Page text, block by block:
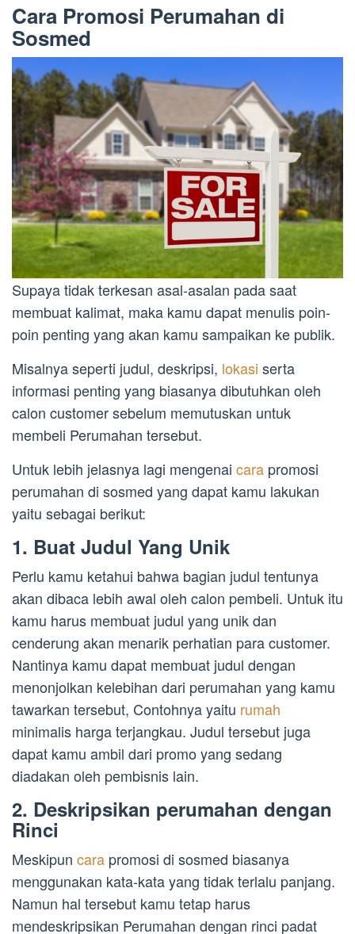
Cara Promosi Perumahan di
Sosmed
Supaya tidak terkesan asal-asalan pada saat
membuat kalimat, maka kamu dapat menulis poin-
poin penting yang akan kamu sampaikan ke publik.
Misalnya seperti judul, deskripsi, lokasi serta
informasi penting yang biasanya dibutuhkan oleh
calon customer sebelum memutuskan untuk
membeli Perumahan tersebut.
Untuk lebih jelasnya lagi mengenai cara promosi
perumahan di sosmed yang dapat kamu lakukan
yaitu sebagai berikut:
1. Buat Judul Yang Unik
Perlu kamu ketahui bahwa bagian judul tentunya
akan dibaca lebih awal oleh calon pembeli. Untuk itu
kamu harus membuat judul yang unik dan
cenderung akan menarik perhatian para customer.
Nantinya kamu dapat membuat judul dengan
menonjolkan kelebihan dari perumahan yang kamu
tawarkan tersebut, Contohnya yaitu rumah
minimalis harga terjangkau. Judul tersebut juga
dapat kamu ambil dari promo yang sedang
diadakan oleh pembisnis lain.
2. Deskripsikan perumahan dengan
Rinci
Meskipun cara promosi di sosmed biasanya
menggunakan kata-kata yang tidak terlalu panjang.
Namun hal tersebut kamu tetap harus
mendeskripsikan Perumahan dengan rinci padat